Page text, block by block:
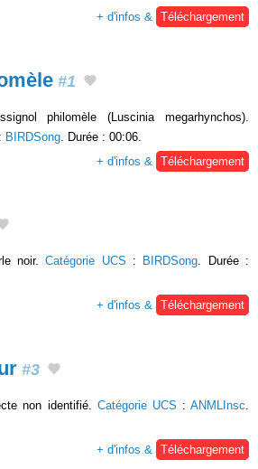
+ d'infos &
Téléchargement
#1
philomèle (Luscinia megarhynchos).
: BIRDSong . Durée : 00:06.
+ d'infos &
Téléchargement
noir.Catégorie UCS : BIRDSong. Durée :
+ d'infos & Téléchargement
#3
non identifié. Catégorie UCS : ANMLInsc
+ d'infos &
Téléchargement